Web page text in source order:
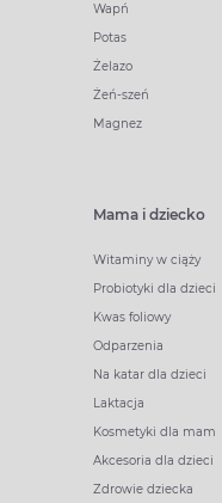
Wapń
Potas
Żelazo
Żeń-szeń
Magnez
Mama i dziecko
Witaminy w ciąży
Probiotyki dla dzieci
Kwas foliowy
Odparzenia
Na katar dla dzieci
Laktacja
Kosmetyki dla mam
Akcesoria dla dzieci
Zdrowie dziecka